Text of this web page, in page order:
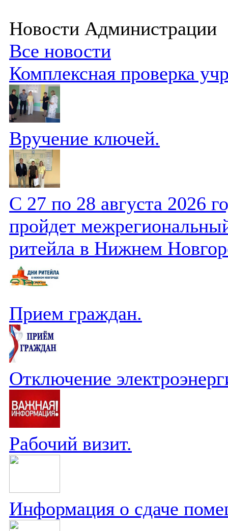
Новости Администрации
Все новости
Комплексная проверка
Вручение ключей.
С 27 по 28 августа 2026
пройдет
ритейла в Нижнем
Прием граждан.
Отключение
Рабочий визит.
Информация о сдаче